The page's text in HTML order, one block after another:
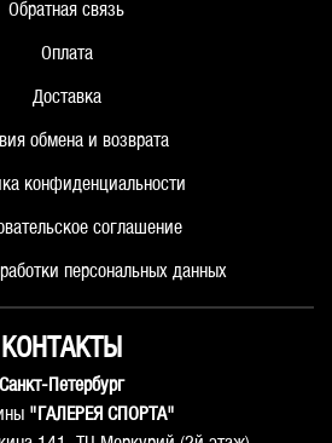
Обратная связь
Оплата
Доставка
обмена и возврата
конфиденциальности
соглашение
персональных данных
КОНТАКТЫ
Санкт-Петербург
"ГАЛЕРЕЯ СПОРТА"